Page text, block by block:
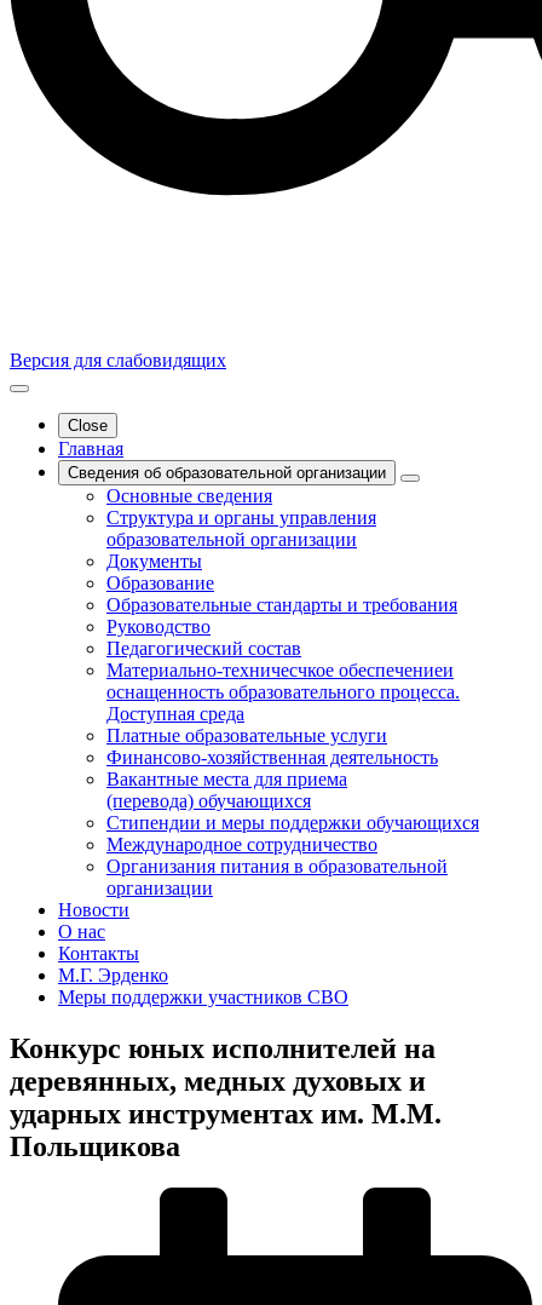
Версия для слабовидящих
Close
Главная
Сведения об образовательной организации
Основные сведения
Структура и органы управления
образовательной организации
Документы
Образование
Образовательные стандарты и требования
Руководство
Педагогический состав
Материально-техничесчкое обеспечениеи
оснащенность образовательного процесса.
Доступная среда
Платные образовательные услуги
Финансово-хозяйственная деятельность
Вакантные места для приема
(перевода) обучающихся
Стипендии и меры поддержки обучающихся
Международное сотрудничество
Организания питания в образовательной
организации
Новости
О нас
Контакты
М.Г. Эрденко
Меры поддержки участников СВО
Конкурс юных исполнителей на
деревянных, медных духовых и
ударных инструментах им. М.М.
Польщикова